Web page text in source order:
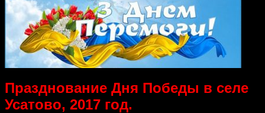
Празднование Дня Победы в селе
Усатово, 2017 год.